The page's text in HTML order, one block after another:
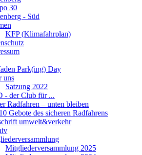
30
- Süd
KFP (Klimafahrplan)
Park(ing) Day
uns
Satzung 2022
- der Club für ...
Radfahren – unten bleiben
Gebote des sicheren Radfahrens
umwelt&verkehr
Mitgliederversammlung 2025